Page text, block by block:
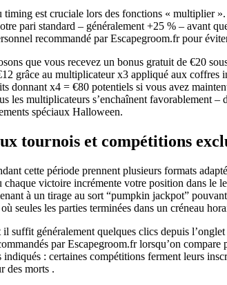
timing est cruciale lors des fonctions « multiplier
pari standard – généralement +25 % – avant
recommandé par Escapegroom.fr pour
que vous recevez un bonus gratuit de €20
grâce au multiplicateur x3 appliqué aux
donnant x4 = €80 potentiels si vous avez
les multiplicateurs s’enchaînent favorablement
spéciaux Halloween.
tournois et compétitions
cette période prennent plusieurs formats
chaque victoire incrémente votre position dans le
à un tirage au sort “pumpkin jackpot”
seules les parties terminées dans un créneau
il suffit généralement quelques clics depuis
par Escapegroom.fr lorsqu’on
indiqués : certaines compétitions ferment leurs
des morts .